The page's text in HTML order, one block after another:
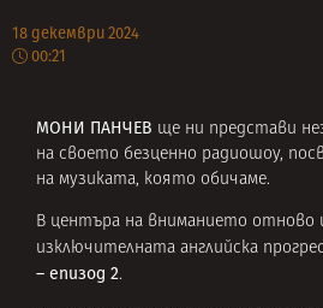
18 декември 2024
00:21
МОНИ ПАНЧЕВ ще ни представи
на своето безценно радиошоу,
на музиката, която обичаме.
В центъра на вниманието отново
изключителната английска
– епизод 2.